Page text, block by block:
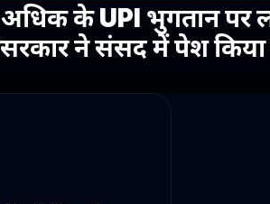
के UPI भुगतान पर
ने संसद में पेश